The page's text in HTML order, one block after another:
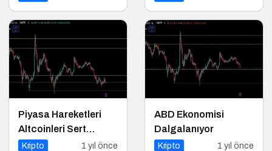
Piyasa Hareketleri
Altcoinleri Sert
Etkiledi
Kripto 1 yıl önce
ABD Ekonomisi
Dalgalanıyor
Kripto 1 yıl önce